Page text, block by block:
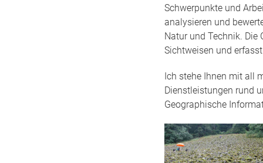
Schwerpunkte und
analysieren und
Natur und Technik.
Sichtweisen und
Ich stehe Ihnen mit all
Dienstleistungen rund
Geographische